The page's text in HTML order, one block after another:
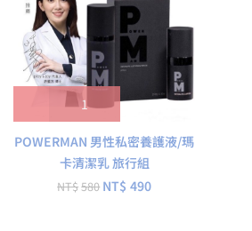
POWERMAN 男性私密養護液/瑪
卡清潔乳 旅行組
NT$580 NT$ 490